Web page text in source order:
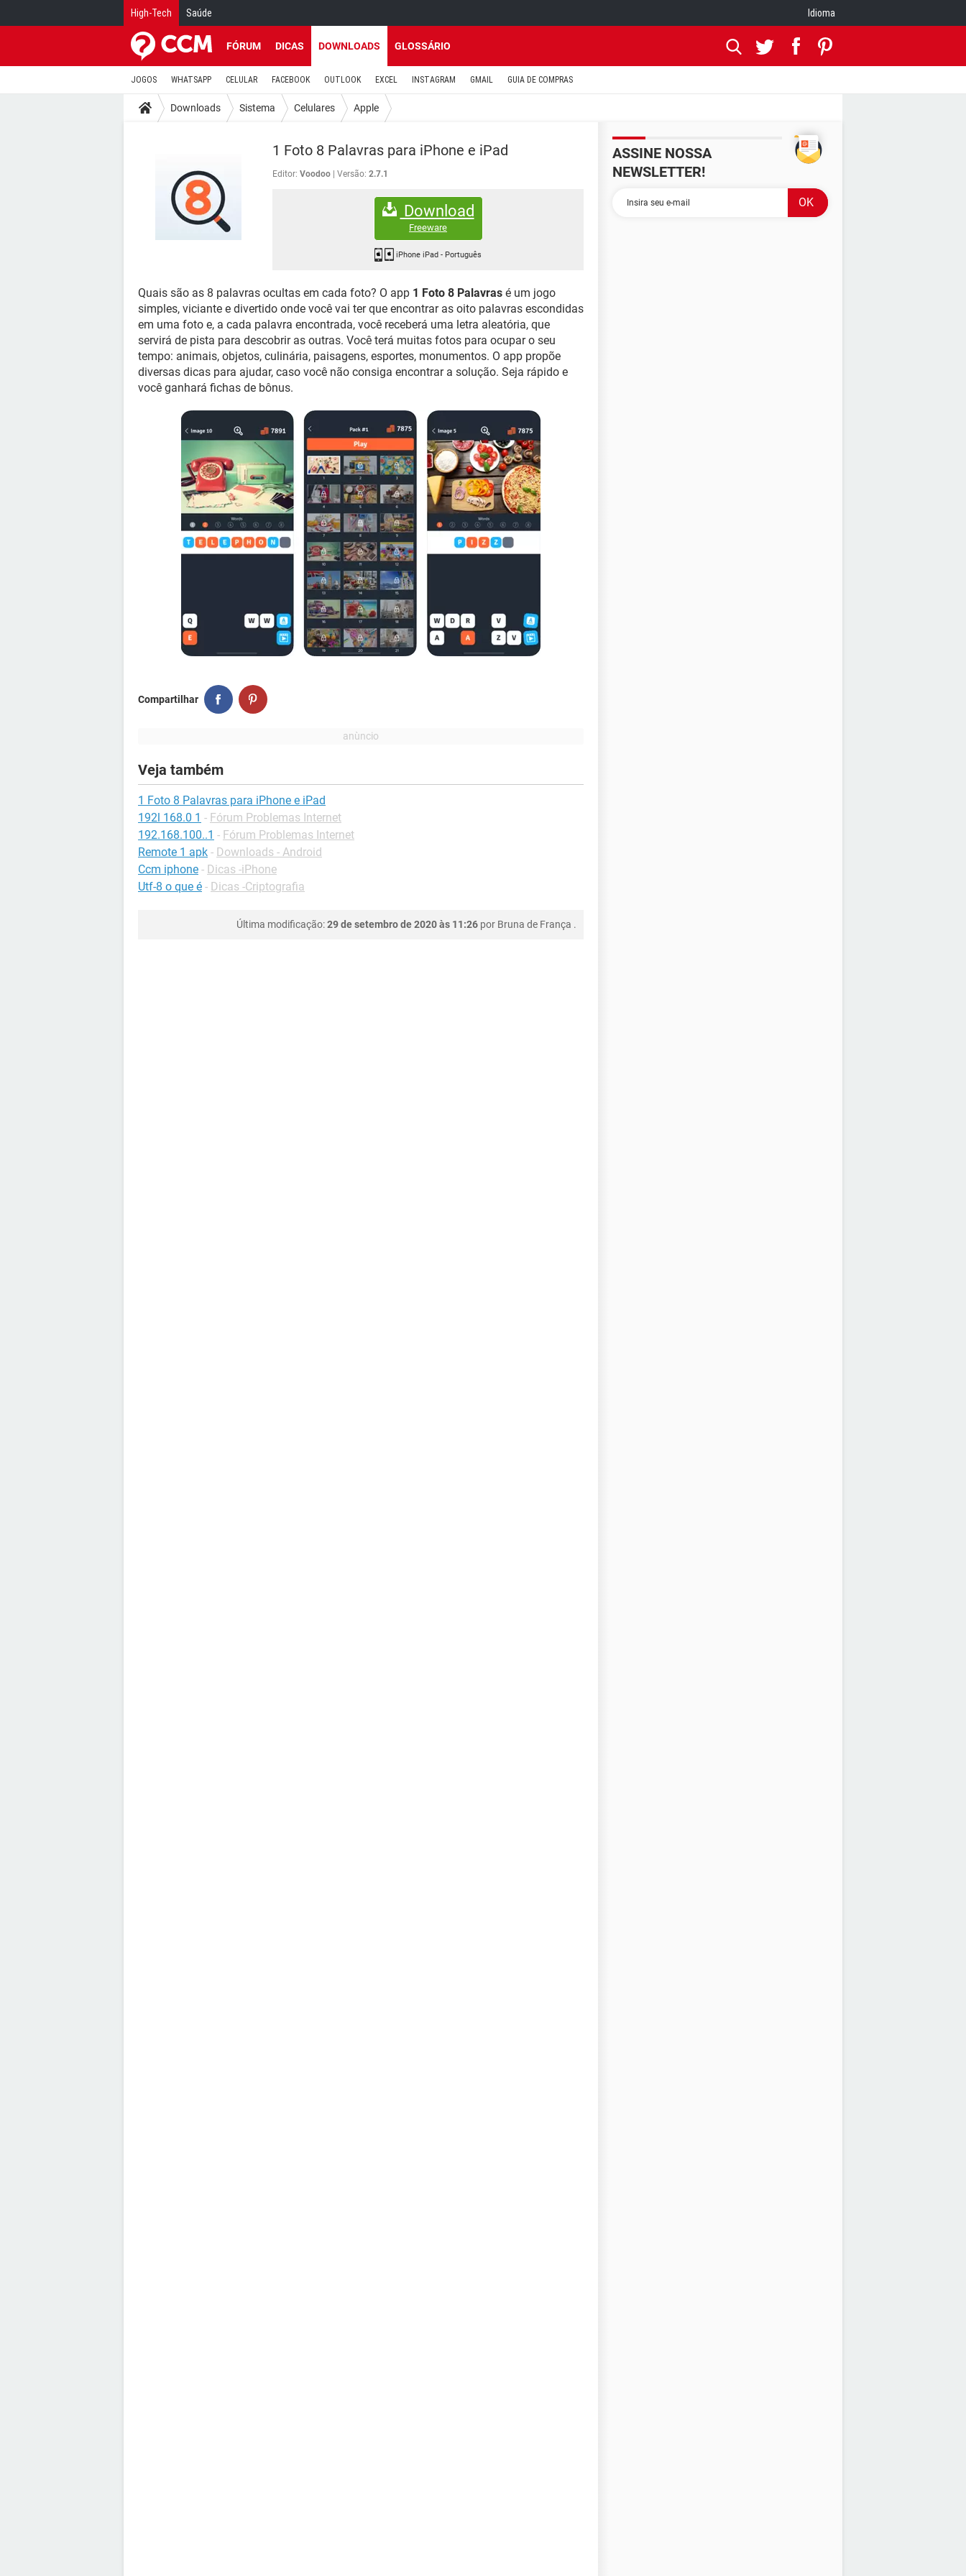
High-Tech Saúde Idioma
FÓRUM DICAS DOWNLOADS GLOSSÁRIO
JOGOS WHATSAPP CELULAR FACEBOOK OUTLOOK EXCEL INSTAGRAM GMAIL GUIA DE COMPRAS
Downloads Sistema Celulares Apple
1 Foto 8 Palavras para iPhone e iPad
Editor: Voodoo Versão: 2.7.1
Download
Freeware
iPhone iPad- Português
Quais são as 8 palavras ocultas em cada foto? O app 1 Foto 8 Palavras é um jogo
simples, viciante e divertido onde você vai ter que encontrar as oito palavras escondidas
em uma foto e, a cada palavra encontrada, você receberá uma letra aleatória, que
servirá de pista para descobrir as outras. Você terá muitas fotos para ocupar o seu
tempo: animais, objetos, culinária, paisagens, esportes, monumentos. O app propõe
diversas dicas para ajudar, caso você não consiga encontrar a solução. Seja rápido e
você ganhará fichas de bônus.
Compartilhar
Veja também
1 Foto 8 Palavras para iPhone e iPad
192l 168.0 1 - Fórum Problemas Internet
192.168.100..1 - Fórum Problemas Internet
Remote 1 apk - Downloads - Android
Ccm iphone - Dicas -iPhone
Utf-8 o que é - Dicas -Criptografia
Última modificação:29 de setembro de 2020 às 11:26 por Bruna de França .
ASSINE NOSSA
NEWSLETTER!